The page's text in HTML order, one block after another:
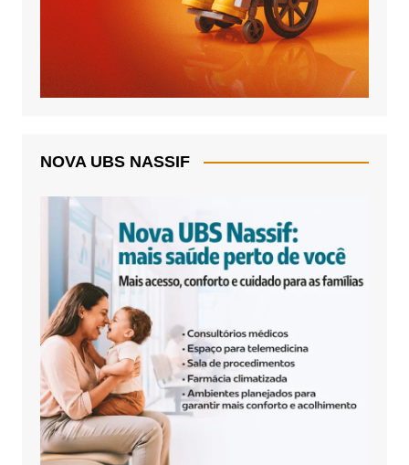
NOVA UBS NASSIF